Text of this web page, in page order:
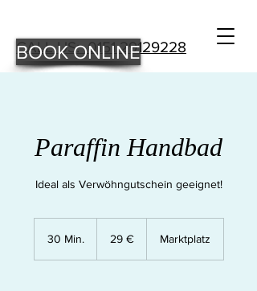
CALL US: 0151 29129228
BOOK ONLINE
Paraffin Handbad
Ideal als Verwöhngutschein geeignet!
30 Min. 29 € Marktplatz